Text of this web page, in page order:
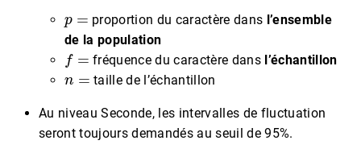
proportion du caractère dans l’ensemble
de la population
f=
fréquence du caractère dans l’échantillon
n
taille de l’échantillon
Au niveau Seconde, les intervalles de fluctuation
seront toujours demandés au seuil de 95%.